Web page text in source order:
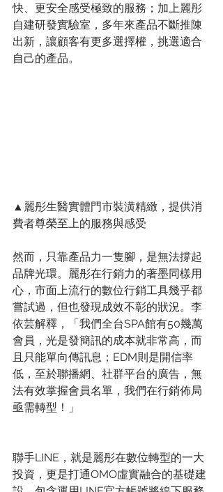
快、更安全感受極致的服務；加上麗彤
自建研發實驗室，多年來產品不斷推陳
出新，讓顧客有更多選擇權，挑選適合
自己的產品。
▲麗彤生醫實體門市裝潢精緻，提供消
費者尊榮至上的服務與感受
然而，只靠產品力一隻腳，是無法撐起
品牌光環。麗彤在行銷力的著墨同樣用
心，市面上流行的數位行銷工具幾乎都
嘗試過，但也發現成效不彰的狀況。李
依芸解釋，「我們全台SPA館有50幾萬
會員，光是發簡訊的成本就非常高，而
且只能單向傳訊息；EDM則是開信率
低，至於聯播網、社群平台的廣告，無
法有效掌握會員名單，我們在行銷佈局
亟需轉型！」
聯手LINE，就是麗彤在數位轉型的一大
投資，更是打通OMO虛實融合的基礎建